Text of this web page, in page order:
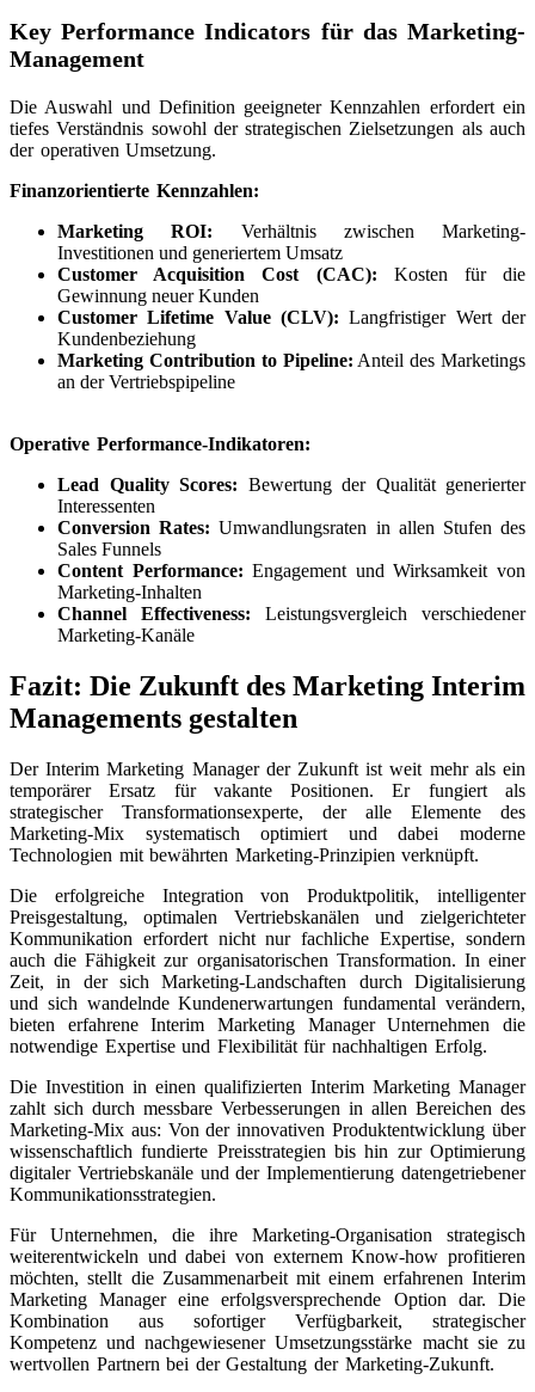
Key Performance Indicators für das Marketing-
Management
Die Auswahl und Definition geeigneter Kennzahlen erfordert ein
tiefes Verständnis sowohl der strategischen Zielsetzungen als auch
der operativen Umsetzung.
Finanzorientierte Kennzahlen:
Marketing ROI: Verhältnis zwischen Marketing-
Investitionen und generiertem Umsatz
Customer Acquisition Cost (CAC): Kosten für die
Gewinnung neuer Kunden
Customer Lifetime Value (CLV): Langfristiger Wert der
Kundenbeziehung
Marketing Contribution to Pipeline: Anteil des Marketings
an der Vertriebspipeline
Operative Performance-Indikatoren:
Lead Quality Scores: Bewertung der Qualität generierter
Interessenten
Conversion Rates: Umwandlungsraten in allen Stufen des
Sales Funnels
Content Performance: Engagement und Wirksamkeit von
Marketing-Inhalten
Channel Effectiveness: Leistungsvergleich verschiedener
Marketing-Kanäle
Fazit: Die Zukunft des Marketing Interim
Managements gestalten
Der Interim Marketing Manager der Zukunft ist weit mehr als ein
temporärer Ersatz für vakante Positionen. Er fungiert als
strategischer Transformationsexperte, der alle Elemente des
Marketing-Mix systematisch optimiert und dabei moderne
Technologien mit bewährten Marketing-Prinzipien verknüpft.
Die erfolgreiche Integration von Produktpolitik, intelligenter
Preisgestaltung, optimalen Vertriebskanälen und zielgerichteter
Kommunikation erfordert nicht nur fachliche Expertise, sondern
auch die Fähigkeit zur organisatorischen Transformation. In einer
Zeit, in der sich Marketing-Landschaften durch Digitalisierung
und sich wandelnde Kundenerwartungen fundamental verändern,
bieten erfahrene Interim Marketing Manager Unternehmen die
notwendige Expertise und Flexibilität für nachhaltigen Erfolg.
Die Investition in einen qualifizierten Interim Marketing Manager
zahlt sich durch messbare Verbesserungen in allen Bereichen des
Marketing-Mix aus: Von der innovativen Produktentwicklung über
wissenschaftlich fundierte Preisstrategien bis hin zur Optimierung
digitaler Vertriebskanäle und der Implementierung datengetriebener
Kommunikationsstrategien.
Für Unternehmen, die ihre Marketing-Organisation strategisch
weiterentwickeln und dabei von externem Know-how profitieren
möchten, stellt die Zusammenarbeit mit einem erfahrenen Interim
Marketing Manager eine erfolgsversprechende Option dar. Die
Kombination aus sofortiger Verfügbarkeit, strategischer
Kompetenz und nachgewiesener Umsetzungsstärke macht sie zu
wertvollen Partnern bei der Gestaltung der Marketing-Zukunft.